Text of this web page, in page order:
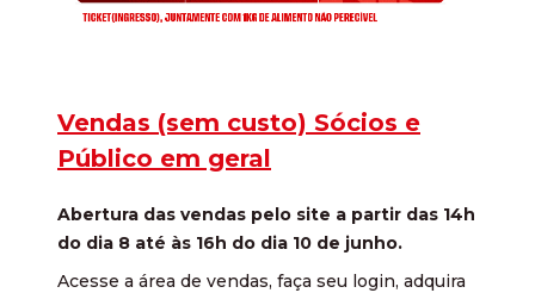
Vendas (sem custo) Sócios e
Público em geral
Abertura das vendas pelo site a partir das 14h
do dia 8 até às 16h do dia 10 de junho.
Acesse a área de vendas, faça seu login, adquira